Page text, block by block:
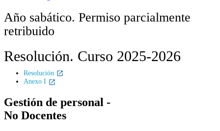
Año sabático. Permiso parcialmente
retribuido
Resolución. Curso 2025-2026
Resolución
Anexo I
Gestión de personal -
No Docentes